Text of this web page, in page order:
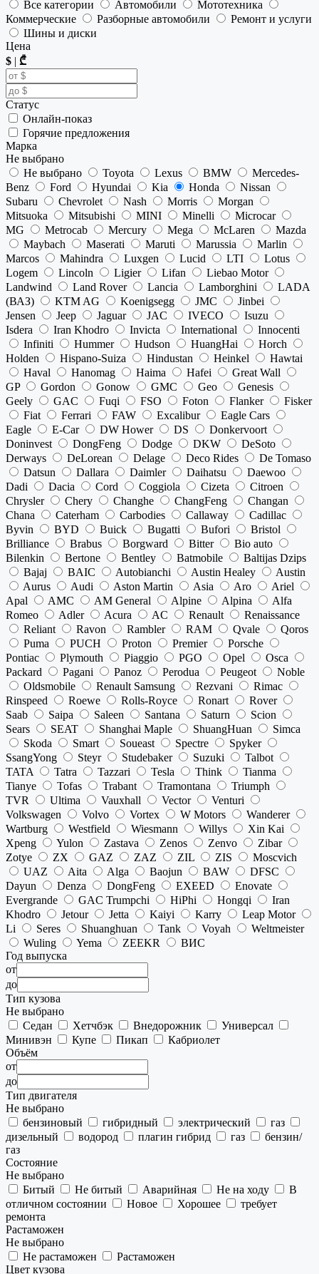
Все категории Автомобили
Мототехника
Коммерческие
Разборные автомобили
Ремонт и услуги
Шины и диски
Цена
$ | ₾
Статус
Онлайн-показ
Горячие предложения
Марка
Не выбрано
Не выбрано
Toyota Lexus BMW
Mercedes-
Benz
Ford Hyundai Kia Honda
Nissan
Subaru
Chevrolet Nash Morris
Morgan
Mitsuoka
Mitsubishi MINI Minelli
Microcar
MG
Metrocab Mercury Mega McLaren
Mazda
Maybach
Maserati Maruti Marussia
Marlin
Marcos
Mahindra Luxgen Lucid LTI
Lotus
Logem
Lincoln Ligier Lifan
Liebao Motor
Landwind
Land Rover Lancia Lamborghini
LADA
(ВАЗ)
KTM AG Koenigsegg JMC
Jinbei
Jensen
Jeep Jaguar JAC IVECO
Isuzu
Isdera
Iran Khodro Invicta International
Innocenti
Infiniti
Hummer Hudson HuangHai
Horch
Holden
Hispano-Suiza Hindustan Heinkel
Hawtai
Haval
Hanomag Haima Hafei
Great Wall
GP
Gordon Gonow GMC Geo
Genesis
Geely
GAC Fuqi FSO Foton Flanker
Fisker
Fiat
Ferrari FAW Excalibur
Eagle Cars
Eagle
E-Car DW Hower DS
Donkervoort
Doninvest
DongFeng Dodge DKW
DeSoto
Derways
DeLorean Delage Deco Rides
De Tomaso
Datsun
Dallara Daimler Daihatsu
Daewoo
Dadi
Dacia Cord Coggiola Cizeta
Citroen
Chrysler
Chery Changhe ChangFeng
Changan
Chana
Caterham Carbodies Callaway
Cadillac
Byvin
BYD Buick Bugatti Bufori
Bristol
Brilliance
Brabus Borgward Bitter
Bio auto
Bilenkin
Bertone Bentley Batmobile
Baltijas Dzips
Bajaj
BAIC Autobianchi Austin Healey
Austin
Aurus
Audi Aston Martin Asia Aro
Ariel
Apal
AMC AM General Alpine Alpina
Alfa
Romeo
Adler Acura AC Renault
Renaissance
Reliant
Ravon Rambler RAM Qvale
Qoros
Puma
PUCH Proton Premier
Porsche
Pontiac
Plymouth Piaggio PGO Opel
Osca
Packard
Pagani Panoz Perodua Peugeot
Noble
Oldsmobile
Renault Samsung Rezvani
Rimac
Rinspeed
Roewe Rolls-Royce Ronart
Rover
Saab
Saipa Saleen Santana Saturn
Scion
Sears
SEAT Shanghai Maple ShuangHuan
Simca
Skoda
Smart Soueast Spectre
Spyker
SsangYong
Steyr Studebaker Suzuki
Talbot
TATA
Tatra Tazzari Tesla Think
Tianma
Tianye
Tofas Trabant Tramontana
Triumph
TVR
Ultima Vauxhall Vector
Venturi
Volkswagen
Volvo Vortex W Motors
Wanderer
Wartburg
Westfield Wiesmann Willys
Xin Kai
Xpeng
Yulon Zastava Zenos Zenvo
Zibar
Zotye
ZX GAZ ZAZ ZIL ZIS
Moscvich
UAZ
Aita Alga Baojun BAW
DFSC
Dayun
Denza DongFeng EXEED
Enovate
Evergrande
GAC Trumpchi HiPhi Hongqi
Iran
Khodro
Jetour Jetta Kaiyi Karry
Leap Motor
Li
Seres Shuanghuan Tank Voyah
Weltmeister
Wuling
Yema ZEEKR
ВИС
Год выпуска
от
до
Тип кузова
Не выбрано
Седан
Хетчбэк Внедорожник
Универсал
Минивэн
Купе Пикап
Кабриолет
Объём
от
до
Тип двигателя
Не выбрано
бензиновый
гибридный электрический
газ
дизельный
водород плагин гибрид газ
бензин/
газ
Состояние
Не выбрано
Битый
Не битый Аварийная Не на ходу
В
отличном состоянии
Новое Хорошее
требует
ремонта
Растаможен
Не выбрано
Не растаможен
Растаможен
Цвет кузова